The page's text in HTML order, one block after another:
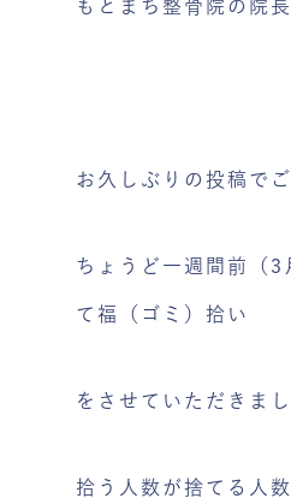
もとまち整骨院の院
お久しぶりの投稿でご
ちょうど一週間前（
て福（ゴミ）拾い
をさせていただきまし
拾う人数が捨てる人